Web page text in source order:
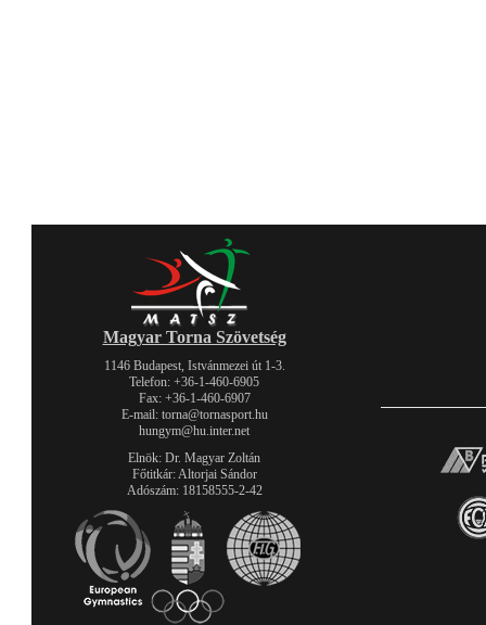
Magyar Torna Szövetség
1146 Budapest, Istvánmezei út 1-3.
Telefon: +36-1-460-6905
Fax: +36-1-460-6907
E-mail: torna@tornasport.hu
hungym@hu.inter.net
Elnök: Dr. Magyar Zoltán
Főtitkár: Altorjai Sándor
Adószám: 18158555-2-42